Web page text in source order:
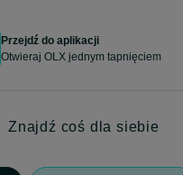
Przejdź do aplikacji
Otwieraj OLX jednym tapnięciem
Znajdź coś dla siebie